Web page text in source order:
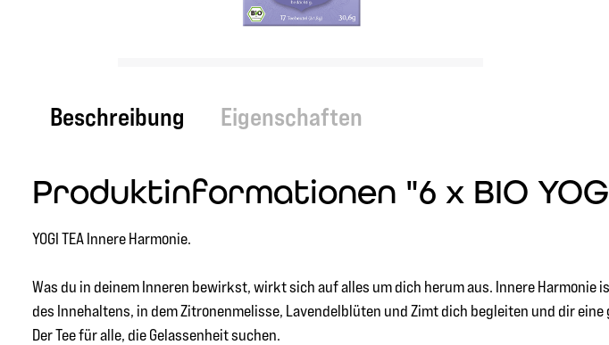
Beschreibung Eigenschaften
Produktinformationen "6 x BIO
YOGI TEA Innere Harmonie.
Was du in deinem Inneren bewirkst, wirkt sich auf alles um dich herum aus. Innere Harmonie
des Innehaltens, in dem Zitronenmelisse, Lavendelblüten und Zimt dich begleiten und dir
Der Tee für alle, die Gelassenheit suchen.